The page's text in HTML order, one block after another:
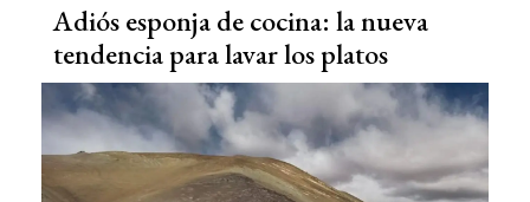
Adiós esponja de cocina: la nueva
tendencia para lavar los platos